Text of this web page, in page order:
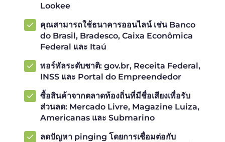
Lookee
คุณสามารถใช้ธนาคารออนไลน์ เช่น Banco
do Brasil, Bradesco, Caixa Econômica
Federal และ Itaú
พอร์ทัลระดับชาติ: gov.br, Receita Federal,
INSS และ Portal do Empreendedor
ซื้อสินค้าจากตลาดท้องถิ่นที่มีชื่อเสียงเพื่อรับ
ส่วนลด: Mercado Livre, Magazine Luiza,
Americanas และ Submarino
ลดปัญหา pinging โดยการเชื่อมต่อกับ